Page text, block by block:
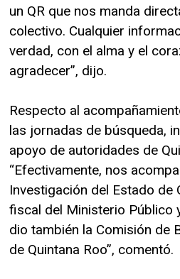
un QR que nos manda
colectivo. Cualquier
verdad, con el alma y el
agradecer”, dijo.
Respecto al
las jornadas de búsqueda,
apoyo de autoridades de
“Efectivamente, nos
Investigación del Estado de
fiscal del Ministerio Público
dio también la Comisión de
de Quintana Roo”, comentó.